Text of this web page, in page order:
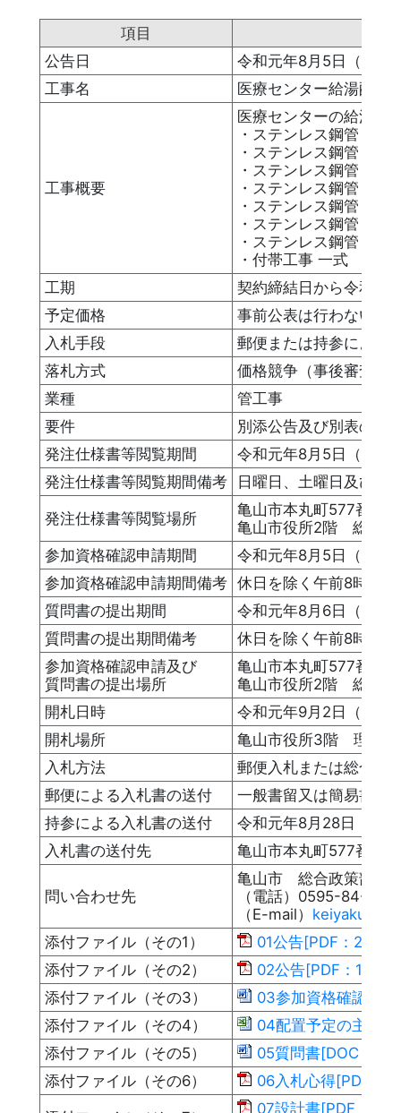
項目
公告日
令和元年8月5日（月）
工事名
医療センター給湯配管
工事概要
医療センターの給湯配
・ステンレス鋼管
・ステンレス鋼管
・ステンレス鋼管
・ステンレス鋼管
・ステンレス鋼管
・ステンレス鋼管
・ステンレス鋼管
・付帯工事 一式
工期
契約締結日から令和2
予定価格
事前公表は行わない
入札手段
郵便または持参による
落札方式
価格競争（事後審査方
業種
管工事
要件
別添公告及び別表のと
発注仕様書等閲覧期間
令和元年8月5日（月）
発注仕様書等閲覧期間備考
日曜日、土曜日及び祝
発注仕様書等閲覧場所
亀山市本丸町577番地
亀山市役所2階 総合政
参加資格確認申請期間
令和元年8月5日（月）
参加資格確認申請期間備考 休日を除く午前8時30
質問書の提出期間
令和元年8月6日（火）
質問書の提出期間備考
休日を除く午前8時30
参加資格確認申請及び
質問書の提出場所
亀山市本丸町577番
亀山市役所2階 総合政
開札日時
令和元年9月2日（月
開札場所
亀山市役所3階 理事者
入札方法
郵便入札または総合政
郵便による入札書の送付
一般書留又は簡易書留
持参による入札書の送付
令和元年8月28日（水
入札書の送付先
亀山市本丸町577番地
問い合わせ先
亀山市 総合政策部
（電話）0595-84-
（E-mail）
添付ファイル（その1）
01公告[PDF：
添付ファイル（その2）
02公告[PDF：
添付ファイル（その3）
03参加資格確認申
添付ファイル（その4）
04配置予定の主任
添付ファイル（その5）
05質問書[DOC：
添付ファイル（その6）
06入札心得[PDF：
07設計書[PDF：